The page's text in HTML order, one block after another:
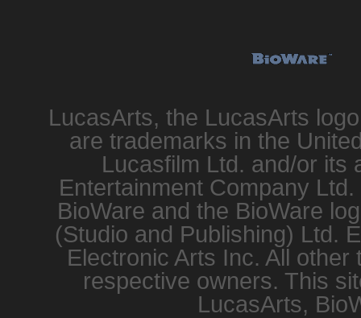
LucasArts, the LucasArts
are trademarks in the
Lucasfilm Ltd. and/or its
Entertainment Company
BioWare and the BioWare
(Studio and Publishing) Ltd.
Electronic Arts Inc. All
respective owners. This
LucasArts,